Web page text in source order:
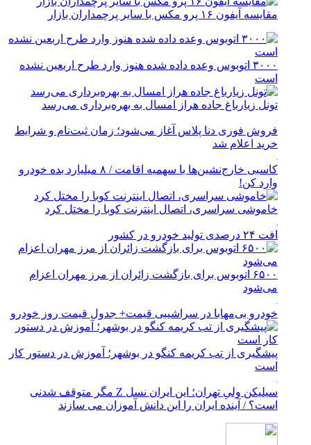
مقایسه آیفون ۱۶ پرو مکس با سایر پرچمداران بازار
۳۰۰۰ اتوبوس وعده داده شده هنوز وارد طرح اربعین نشده
است
تونل زیارباغ جاده هراز امسال به بهره‌برداری می‌رسد
فروش فوری دنا پلاس آغاز می‌شود؛ زمان ثبت‌نام و شرایط
خرید اعلام شد
کاسبی خارج‌نشین‌ها با سهمیه اقامت / ۸ میلیارد بده خودرو
وارد کن!
خاموشی سراسری، اتصال اینترنت کوبا را مختل کرد
افت ۲۴ درصدی تولید خودرو در کشور
۶۵۰۰ اتوبوس برای بازگشت زائران از مرز مهران اعزام
می‌شود
خودرو بی‌مهابا در سراشیبی قیمت+ جدول قیمت روز خودرو
پیشگیری از تب کریمه کنگو در بوشهر؛ آموزش در دستور کار
است
سیلیکن ولیِ تهران؛ این ایران نسل Z مگر متوقف شدنی
است؟ / آینده ایران را این دانش آموزان می سازند